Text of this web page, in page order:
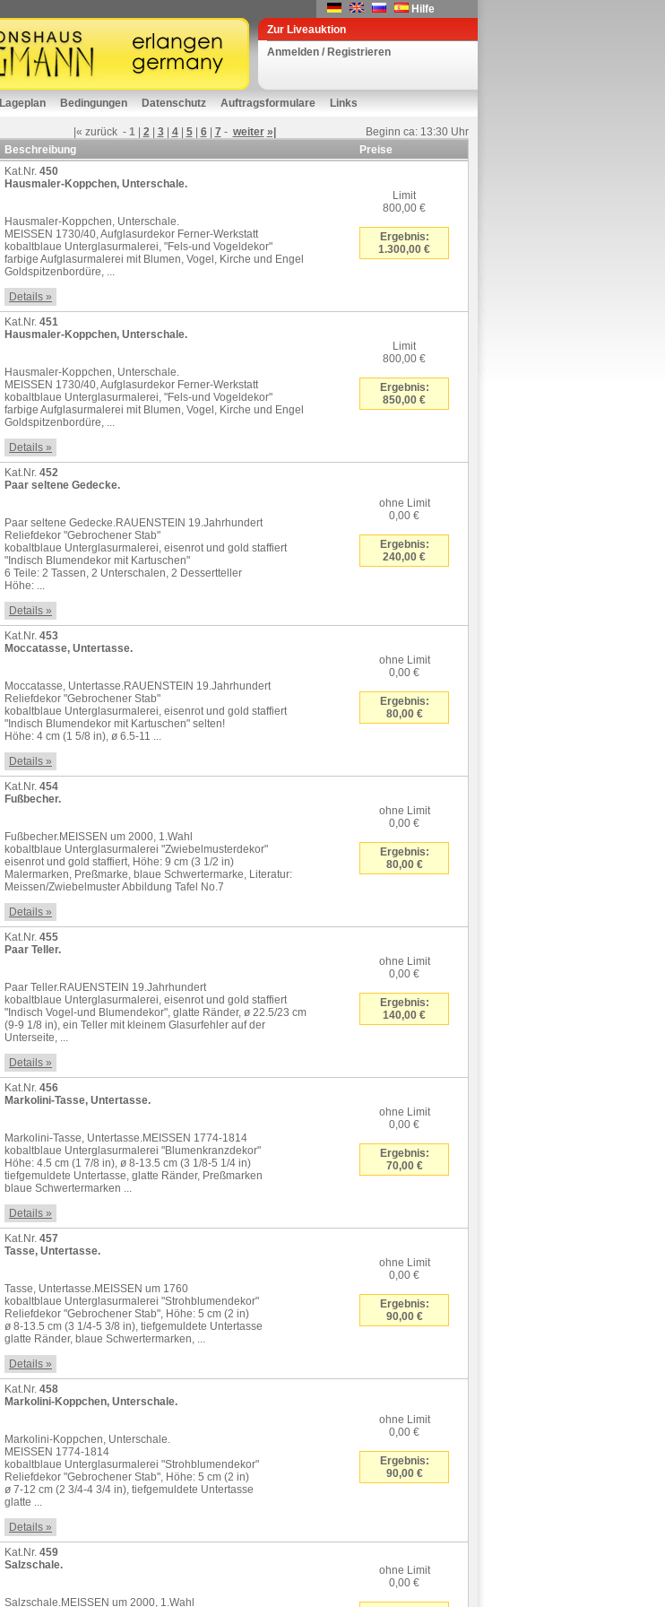
Hilfe
Zur Liveauktion
Anmelden / Registrieren
Lageplan Bedingungen Datenschutz Auftragsformulare Links
Beginn ca: 13:30 Uhr
|« zurück- 1| 2| 3| 4| 5| 6| 7 - weiter »|
Beschreibung
Preise
Kat.Nr. 450
Hausmaler-Koppchen, Unterschale.
Hausmaler-Koppchen, Unterschale.
MEISSEN 1730/40, Aufglasurdekor Ferner-Werkstatt
kobaltblaue Unterglasurmalerei, "Fels-und Vogeldekor"
farbige Aufglasurmalerei mit Blumen, Vogel, Kirche und Engel
Goldspitzenbordüre, ...
Details »
Limit
800,00 €
Ergebnis:
1.300,00 €
Kat.Nr. 451
Hausmaler-Koppchen, Unterschale.
Hausmaler-Koppchen, Unterschale.
MEISSEN 1730/40, Aufglasurdekor Ferner-Werkstatt
kobaltblaue Unterglasurmalerei, "Fels-und Vogeldekor"
farbige Aufglasurmalerei mit Blumen, Vogel, Kirche und Engel
Goldspitzenbordüre, ...
Details »
Limit
800,00 €
Ergebnis:
850,00 €
Kat.Nr. 452
Paar seltene Gedecke.
Paar seltene Gedecke.RAUENSTEIN 19.Jahrhundert
Reliefdekor "Gebrochener Stab"
kobaltblaue Unterglasurmalerei, eisenrot und gold staffiert
"Indisch Blumendekor mit Kartuschen"
6 Teile: 2 Tassen, 2 Unterschalen, 2 Dessertteller
Höhe: ...
Details »
ohne Limit
0,00 €
Ergebnis:
240,00 €
Kat.Nr. 453
Moccatasse, Untertasse.
Moccatasse, Untertasse.RAUENSTEIN 19.Jahrhundert
Reliefdekor "Gebrochener Stab"
kobaltblaue Unterglasurmalerei, eisenrot und gold staffiert
"Indisch Blumendekor mit Kartuschen" selten!
Höhe: 4 cm (1 5/8 in), ø 6.5-11 ...
Details »
ohne Limit
0,00 €
Ergebnis:
80,00 €
Kat.Nr. 454
Fußbecher.
Fußbecher.MEISSEN um 2000, 1.Wahl
kobaltblaue Unterglasurmalerei "Zwiebelmusterdekor"
eisenrot und gold staffiert, Höhe: 9 cm (3 1/2 in)
Malermarken, Preßmarke, blaue Schwertermarke, Literatur:
Meissen/Zwiebelmuster Abbildung Tafel No.7
Details »
ohne Limit
0,00 €
Ergebnis:
80,00 €
Kat.Nr. 455
Paar Teller.
Paar Teller.RAUENSTEIN 19.Jahrhundert
kobaltblaue Unterglasurmalerei, eisenrot und gold staffiert
"Indisch Vogel-und Blumendekor", glatte Ränder, ø 22.5/23 cm
(9-9 1/8 in), ein Teller mit kleinem Glasurfehler auf der
Unterseite, ...
Details »
ohne Limit
0,00 €
Ergebnis:
140,00 €
Kat.Nr. 456
Markolini-Tasse, Untertasse.
Markolini-Tasse, Untertasse.MEISSEN 1774-1814
kobaltblaue Unterglasurmalerei "Blumenkranzdekor"
Höhe: 4.5 cm (1 7/8 in), ø 8-13.5 cm (3 1/8-5 1/4 in)
tiefgemuldete Untertasse, glatte Ränder, Preßmarken
blaue Schwertermarken ...
Details »
ohne Limit
0,00 €
Ergebnis:
70,00 €
Kat.Nr. 457
Tasse, Untertasse.
Tasse, Untertasse.MEISSEN um 1760
kobaltblaue Unterglasurmalerei "Strohblumendekor"
Reliefdekor "Gebrochener Stab", Höhe: 5 cm (2 in)
ø 8-13.5 cm (3 1/4-5 3/8 in), tiefgemuldete Untertasse
glatte Ränder, blaue Schwertermarken, ...
Details »
ohne Limit
0,00 €
Ergebnis:
90,00 €
Kat.Nr. 458
Markolini-Koppchen, Unterschale.
Markolini-Koppchen, Unterschale.
MEISSEN 1774-1814
kobaltblaue Unterglasurmalerei "Strohblumendekor"
Reliefdekor "Gebrochener Stab", Höhe: 5 cm (2 in)
ø 7-12 cm (2 3/4-4 3/4 in), tiefgemuldete Untertasse
glatte ...
Details »
ohne Limit
0,00 €
Ergebnis:
90,00 €
Kat.Nr. 459
Salzschale.
Salzschale.MEISSEN um 2000, 1.Wahl
ohne Limit
0,00 €